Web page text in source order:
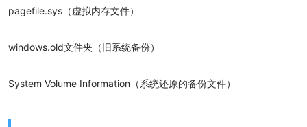
pagefile.sys（虚拟内存文件）
windows.old文件夹（旧系统备份）
System Volume Information（系统还原的备份文件）